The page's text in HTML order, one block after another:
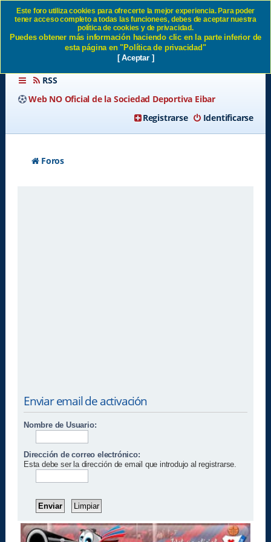
Enviar email de activación SD
Eibar
RSS
Web NO Oficial de la Sociedad Deportiva Eibar
Identificarse
Registrarse
Foros
Enviar email de activación
Nombre de Usuario:
Dirección de correo electrónico:
Esta debe ser la dirección de email que introdujo al registrarse.
Este foro utiliza cookies para ofrecerte la mejor experiencia. Para poder
tener acceso completo a todas las funcionees, debes de aceptar nuestra
política de cookies y de privacidad.
Puedes obtener más información haciendo clic en la parte inferior de
esta página en "Política de privacidad"
[ Aceptar ]